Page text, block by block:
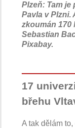
Plzeň: Tam je
Pavla v Plzni.
zkoumán 170
Sebastian
Pixabay.
17
břehu
A tak dělám